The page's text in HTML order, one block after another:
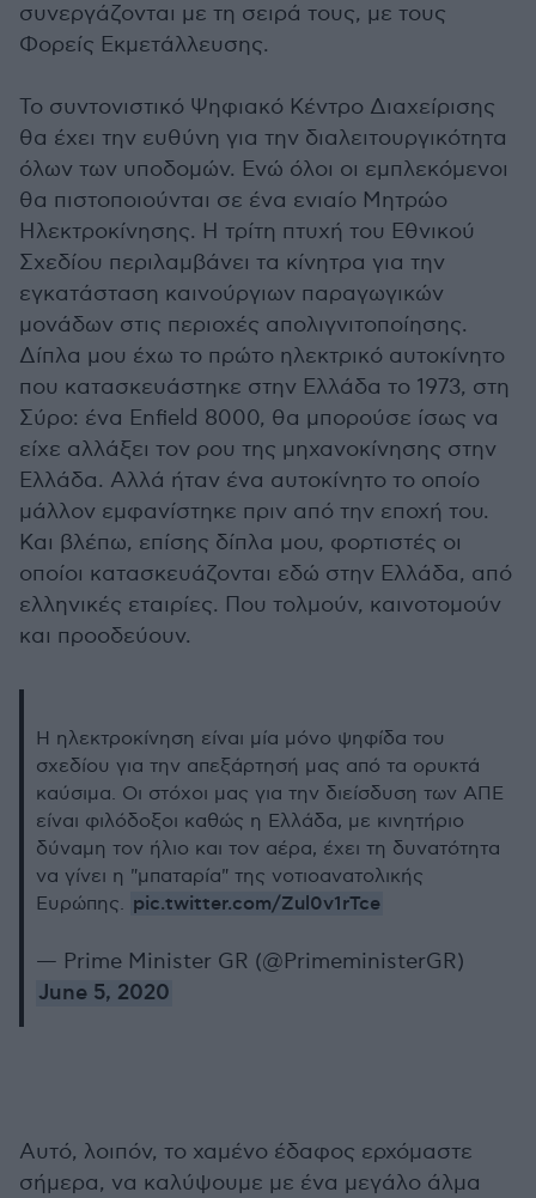
συνεργάζονται με τη σειρά τους, με τους
Φορείς Εκμετάλλευσης.
Το συντονιστικό Ψηφιακό Κέντρο Διαχείρισης
θα έχει την ευθύνη για την διαλειτουργικότητα
όλων των υποδομών. Ενώ όλοι οι εμπλεκόμενοι
θα πιστοποιούνται σε ένα ενιαίο Μητρώο
Ηλεκτροκίνησης. Η τρίτη πτυχή του Εθνικού
Σχεδίου περιλαμβάνει τα κίνητρα για την
εγκατάσταση καινούργιων παραγωγικών
μονάδων στις περιοχές απολιγνιτοποίησης.
Δίπλα μου έχω το πρώτο ηλεκτρικό αυτοκίνητο
που κατασκευάστηκε στην Ελλάδα το 1973, στη
Σύρο: ένα Εnfield 8000, θα μπορούσε ίσως να
είχε αλλάξει τον ρου της μηχανοκίνησης στην
Ελλάδα. Αλλά ήταν ένα αυτοκίνητο το οποίο
μάλλον εμφανίστηκε πριν από την εποχή του.
Και βλέπω, επίσης δίπλα μου, φορτιστές οι
οποίοι κατασκευάζονται εδώ στην Ελλάδα, από
ελληνικές εταιρίες. Που τολμούν, καινοτομούν
και προοδεύουν.
Η ηλεκτροκίνηση είναι μία μόνο ψηφίδα του
σχεδίου για την απεξάρτησή μας από τα ορυκτά
καύσιμα. Οι στόχοι μας για την διείσδυση των ΑΠΕ
είναι φιλόδοξοι καθώς η Ελλάδα, με κινητήριο
δύναμη τον ήλιο και τον αέρα, έχει τη δυνατότητα
να γίνει η "μπαταρία" της νοτιοανατολικής
Ευρώπης. pic.twitter.com/Zul0v1rTce
— Prime Minister GR (@PrimeministerGR)
June 5, 2020
Αυτό, λοιπόν, το χαμένο έδαφος ερχόμαστε
σήμερα, να καλύψουμε με ένα μεγάλο άλμα